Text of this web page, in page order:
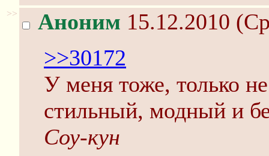
>> Аноним 15.12.2010
>>30172
У меня тоже, только
стильный, модный и
Соу-кун